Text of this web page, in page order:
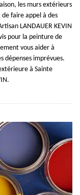
les murs extérieurs
faire appel à des
LANDAUER KEVIN
pour la peinture de
vous aider à
dépenses imprévues.
à Sainte